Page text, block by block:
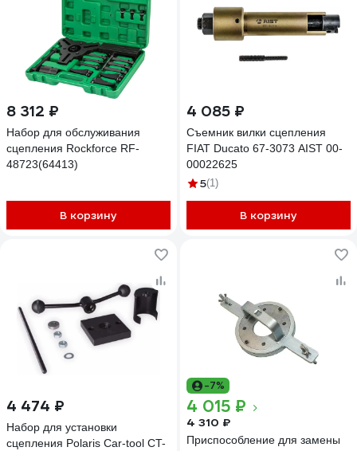
8 312 ₽
Набор для обслуживания
сцепления Rockforce RF-
48723(64413)
В корзину
4 085 ₽
Съемник вилки сцепления
FIAT Ducato 67-3073 AIST 00-
00022625
5(1)
В корзину
4 474 ₽
Набор для установки
сцепления Polaris Car-tool CT-
-7%
4 015 ₽
4 310 ₽
Приспособление для замены